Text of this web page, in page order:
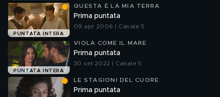
PUNTATA INTERA
QUESTA È LA MIA TERRA
Prima puntata
09 apr 2006 | Canale 5
PUNTATA INTERA
VIOLA COME IL MARE
Prima puntata
30 set 2022 | Canale 5
LE STAGIONI DEL CUORE
Prima puntata